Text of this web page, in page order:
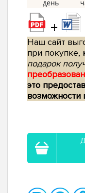
+
Наш сайт
при покупке,
подарок
это
возможности